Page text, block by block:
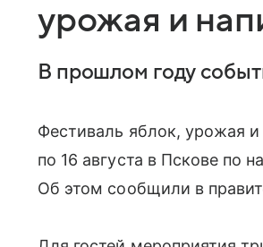
урожая и
В прошлом году
Фестиваль яблок, урожая
по 16 августа в Пскове по
Об этом сообщили в